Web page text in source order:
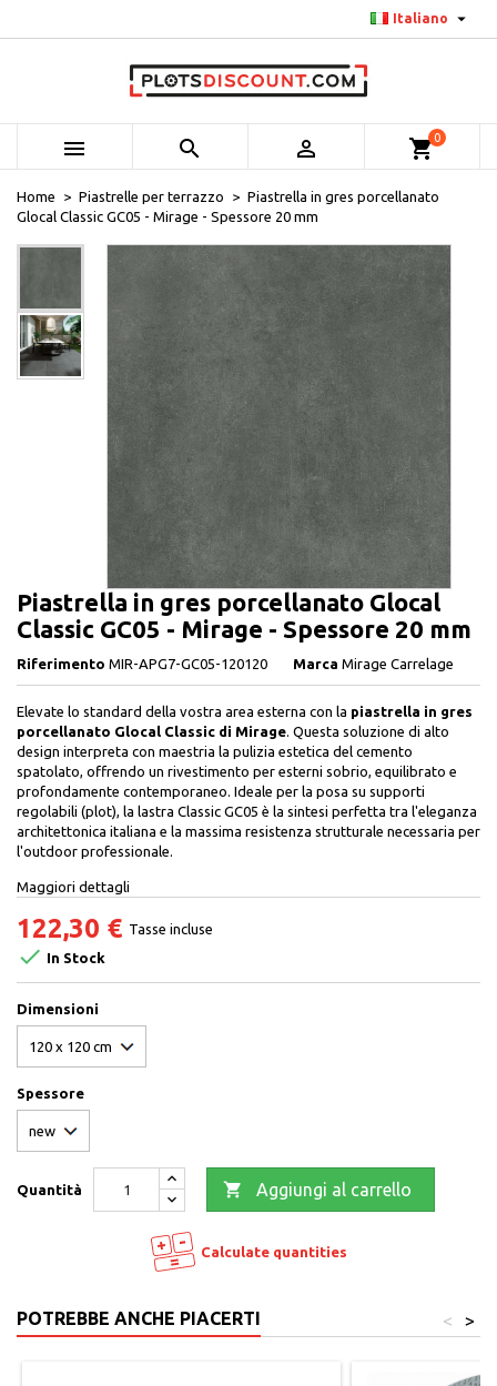
Italiano 
   shopping_cart0
Home Piastrelle per terrazzo
Piastrella in gres porcellanato
Glocal Classic GC05 - Mirage - Spessore 20 mm
Piastrella in gres porcellanato Glocal
Classic GC05 - Mirage - Spessore 20 mm
Riferimento MIR-APG7-GC05-120120 Marca Mirage Carrelage
Elevate lo standard della vostra area esterna con la piastrella in gres
porcellanato Glocal Classic di Mirage. Questa soluzione di alto
design interpreta con maestria la pulizia estetica del cemento
spatolato, offrendo un rivestimento per esterni sobrio, equilibrato e
profondamente contemporaneo. Ideale per la posa su supporti
regolabili (plot), la lastra Classic GC05 è la sintesi perfetta tra l'eleganza
architettonica italiana e la massima resistenza strutturale necessaria per
l'outdoor professionale.
Maggiori dettagli
122,30 € Tasse incluse
 In Stock
Dimensioni
Spessore
Quantità  Aggiungi al carrello
Calculate quantities
POTREBBE ANCHE PIACERTI >
<